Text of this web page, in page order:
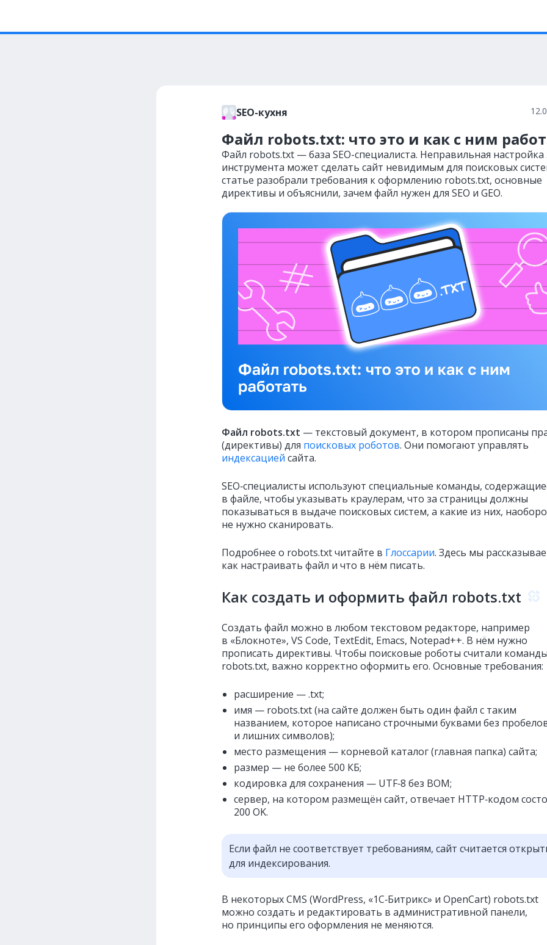
SEO-кухня
Файл robots.txt: что это и как с ним
Файл robots.txt — база SEO-специалиста. Неправильная настройка
инструмента может сделать сайт невидимым для поисковых
статье разобрали требования к оформлению robots.txt, основные
директивы и объяснили, зачем файл нужен для SEO и GEO.
Файл robots.txt — текстовый документ, в котором прописаны
(директивы) для поисковых роботов. Они помогают управлять
индексацией сайта.
SEO‑специалисты используют специальные команды,
в файле, чтобы указывать краулерам, что за страницы должны
показываться в выдаче поисковых систем, а какие из них,
не нужно сканировать.
Подробнее о robots.txt читайте в Глоссарии. Здесь мы
как настраивать файл и что в нём писать.
Как создать и оформить файл robots.txt
Создать файл можно в любом текстовом редакторе, например
в «Блокноте», VS Code, TextEdit, Emacs, Notepad++. В нём нужно
прописать директивы. Чтобы поисковые роботы считали
robots.txt, важно корректно оформить его. Основные требования:
расширение — .txt;
имя — robots.txt (на сайте должен быть один файл с таким
названием, которое написано строчными буквами без
и лишних символов);
место размещения — корневой каталог (главная папка) сайта;
размер — не более 500 КБ;
кодировка для сохранения — UTF‑8 без BOM;
сервер, на котором размещён сайт, отвечает HTTP‑кодом
200 OK.
Если файл не соответствует требованиям, сайт считается
для индексирования.
В некоторых CMS (WordPress, «1С‑Битрикс» и OpenCart) robots.txt
можно создать и редактировать в административной панели,
но принципы его оформления не меняются.